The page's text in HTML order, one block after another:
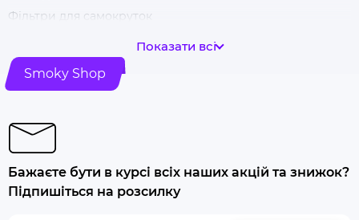
Фільтри для самокруток
Гріндери
Ковпак для куріння
Купити папір для самокруток
Попільничка
Купити люльку для куріння
Люлька для куріння набір
Показати всі
Smoky Shop
Бажаєте бути в курсі всіх наших акцій та знижок?
Підпишіться на розсилку